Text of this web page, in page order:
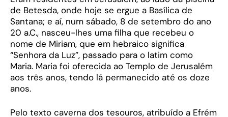
de Betesda, onde hoje se ergue a Basílica de
Santana; e aí, num sábado, 8 de setembro do ano
20 a.C., nasceu-lhes uma filha que recebeu o
nome de Miriam, que em hebraico significa
“Senhora da Luz”, passado para o latim como
Maria. Maria foi oferecida ao Templo de Jerusalém
aos três anos, tendo lá permanecido até os doze
anos.
Pelo texto caverna dos tesouros, atribuído a Efrém